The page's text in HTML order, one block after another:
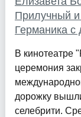
Прилучный
Германика
В кинотеатре
церемония
дорожку
селебрити.